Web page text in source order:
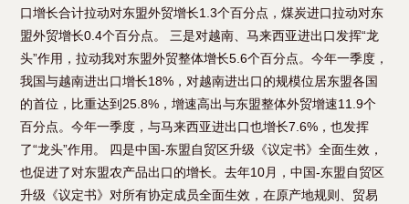
口增长合计拉动对东盟外贸增长1.3个百分点，煤炭进口拉动对东
盟外贸增长0.4个百分点。 三是对越南、马来西亚进出口发挥“龙
头”作用，拉动我对东盟外贸整体增长5.6个百分点。今年一季度，
我国与越南进出口增长18%，对越南进出口的规模位居东盟各国
的首位，比重达到25.8%，增速高出与东盟整体外贸增速11.9个
百分点。今年一季度，与马来西亚进出口也增长7.6%，也发挥
了“龙头”作用。 四是中国-东盟自贸区升级《议定书》全面生效，
也促进了对东盟农产品出口的增长。去年10月，中国-东盟自贸区
升级《议定书》对所有协定成员全面生效，在原产地规则、贸易